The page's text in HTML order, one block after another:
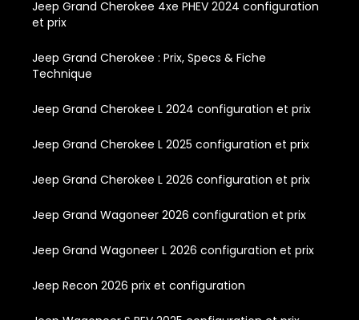
Jeep Grand Cherokee 4xe PHEV 2024 configuration
et prix
Jeep Grand Cherokee : Prix, Specs & Fiche
Technique
Jeep Grand Cherokee L 2024 configuration et prix
Jeep Grand Cherokee L 2025 configuration et prix
Jeep Grand Cherokee L 2026 configuration et prix
Jeep Grand Wagoneer 2026 configuration et prix
Jeep Grand Wagoneer L 2026 configuration et prix
Jeep Recon 2026 prix et configuration